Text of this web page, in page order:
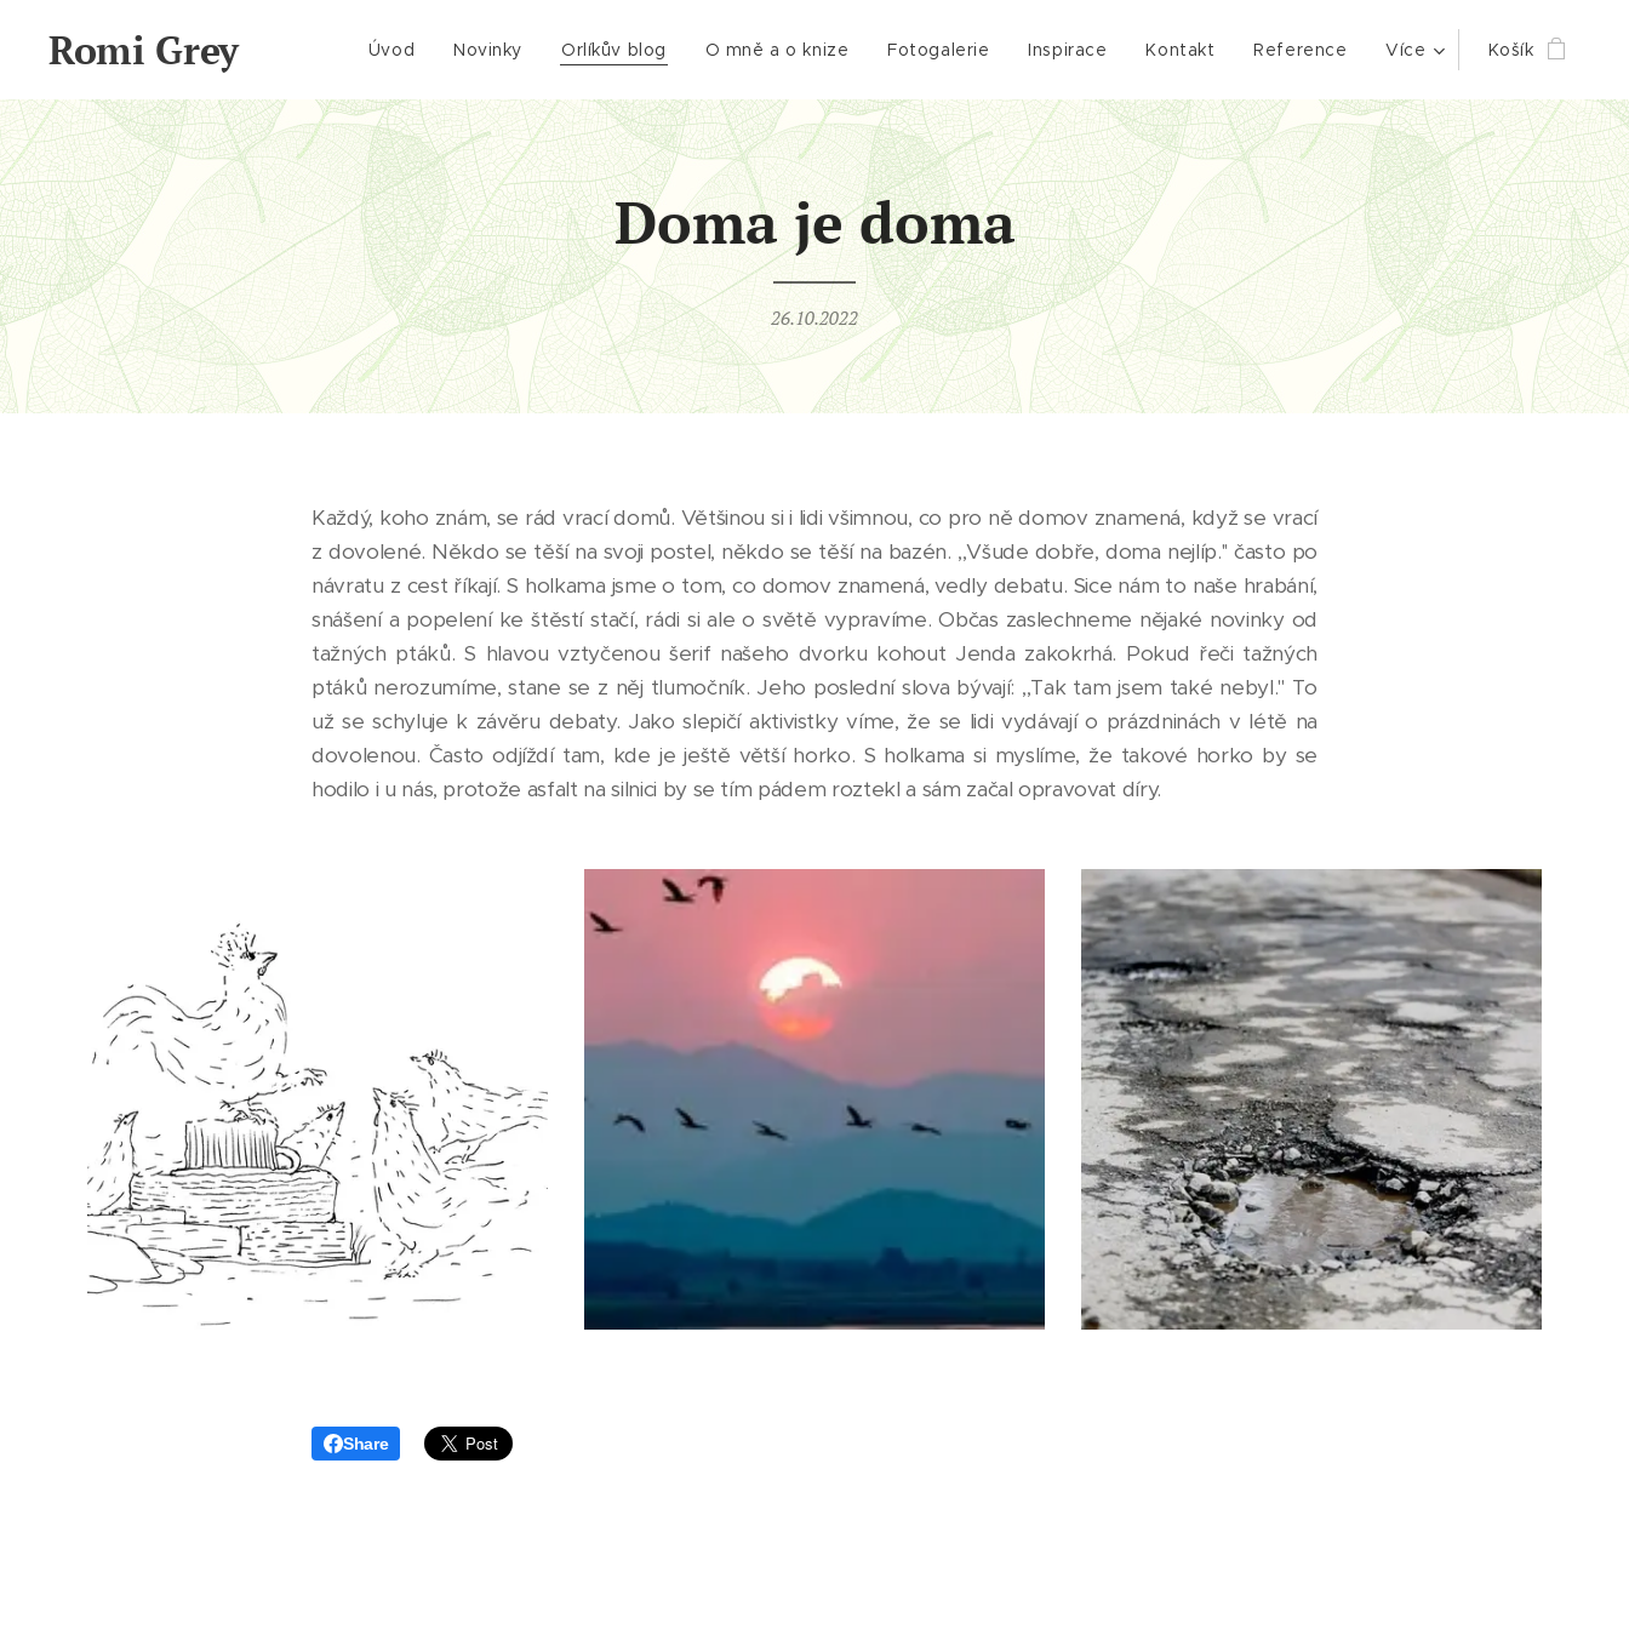
Romi Grey Úvod Novinky Orlíkův blog O mně a o knize Fotogalerie Inspirace Kontakt Reference Více Košík
Doma je doma
26.10.2022
Každý, koho znám, se rád vrací domů. Většinou si i lidi všimnou, co pro ně domov znamená, když se vrací
z dovolené. Někdo se těší na svoji postel, někdo se těší na bazén. ,,Všude dobře, doma nejlíp.'' často po
návratu z cest říkají. S holkama jsme o tom, co domov znamená, vedly debatu. Sice nám to naše hrabání,
snášení a popelení ke štěstí stačí, rádi si ale o světě vypravíme. Občas zaslechneme nějaké novinky od
tažných ptáků. S hlavou vztyčenou šerif našeho dvorku kohout Jenda zakokrhá. Pokud řeči tažných
ptáků nerozumíme, stane se z něj tlumočník. Jeho poslední slova bývají: ,,Tak tam jsem také nebyl.'' To
už se schyluje k závěru debaty. Jako slepičí aktivistky víme, že se lidi vydávají o prázdninách v létě na
dovolenou. Často odjíždí tam, kde je ještě větší horko. S holkama si myslíme, že takové horko by se
hodilo i u nás, protože asfalt na silnici by se tím pádem roztekl a sám začal opravovat díry.
Share